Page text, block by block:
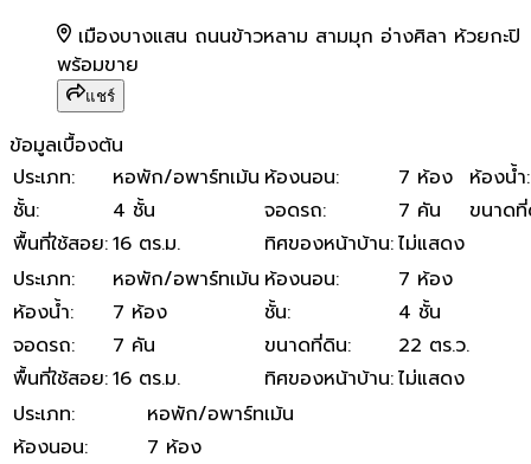
เมืองบางแสน ถนนข้าวหลาม สามมุก อ่างศิลา ห้วยกะปิ
พร้อมขาย
แชร์
ข้อมูลเบื้องต้น
ประเภท: หอพัก/อพาร์ทเม้น ห้องนอน: 7 ห้อง ห้องน้ำ:
ชั้น: 4 ชั้น จอดรถ: 7 คัน
ขนาด
พื้นที่ใช้สอย:16 ตร.ม. ทิศของหน้าบ้าน:ไม่แสดง
ประเภท: หอพัก/อพาร์ทเม้น ห้องนอน:
7 ห้อง
ห้องน้ำ: 7 ห้อง ชั้น:
4 ชั้น
จอดรถ: 7 คัน ขนาดที่ดิน:
22 ตร.ว.
พื้นที่ใช้สอย:16 ตร.ม. ทิศของหน้าบ้าน:ไม่แสดง
ประเภท:
หอพัก/อพาร์ทเม้น
ห้องนอน:
7 ห้อง